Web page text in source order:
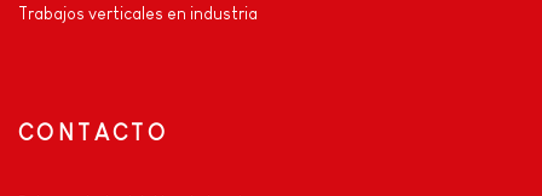
Trabajos verticales en industria
CONTACTO